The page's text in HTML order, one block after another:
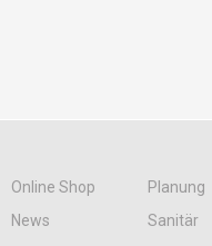
Online Shop
Planung
News
Sanitär